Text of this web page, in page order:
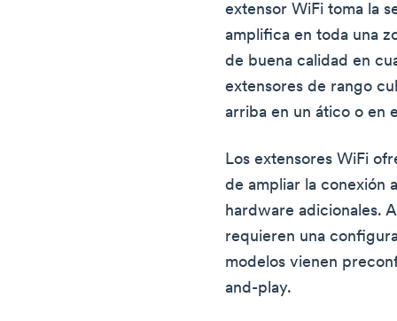
extensor WiFi toma la
amplifica en toda una
de buena calidad en
extensores de rango
arriba en un ático o en
Los extensores WiFi
de ampliar la conexión
hardware adicionales.
requieren una
modelos vienen
and-play.